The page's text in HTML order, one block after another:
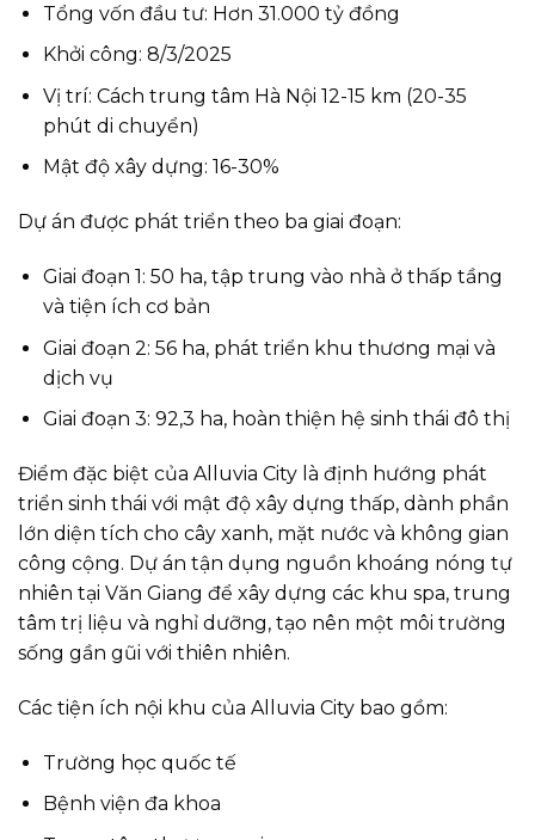
Tổng vốn đầu tư: Hơn 31.000 tỷ đồng
Khởi công: 8/3/2025
Vị trí: Cách trung tâm Hà Nội 12-15 km (20-35
phút di chuyển)
Mật độ xây dựng: 16-30%
Dự án được phát triển theo ba giai đoạn:
Giai đoạn 1: 50 ha, tập trung vào nhà ở thấp tầng
và tiện ích cơ bản
Giai đoạn 2: 56 ha, phát triển khu thương mại và
dịch vụ
Giai đoạn 3: 92,3 ha, hoàn thiện hệ sinh thái đô thị
Điểm đặc biệt của Alluvia City là định hướng phát
triển sinh thái với mật độ xây dựng thấp, dành phần
lớn diện tích cho cây xanh, mặt nước và không gian
công cộng. Dự án tận dụng nguồn khoáng nóng tự
nhiên tại Văn Giang để xây dựng các khu spa, trung
tâm trị liệu và nghỉ dưỡng, tạo nên một môi trường
sống gần gũi với thiên nhiên.
Các tiện ích nội khu của Alluvia City bao gồm:
Trường học quốc tế
Bệnh viện đa khoa